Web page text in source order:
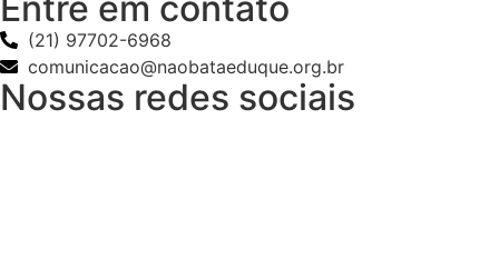
(21) 97702-6968
comunicacao@naobataeduque.org.br
Nossas redes sociais